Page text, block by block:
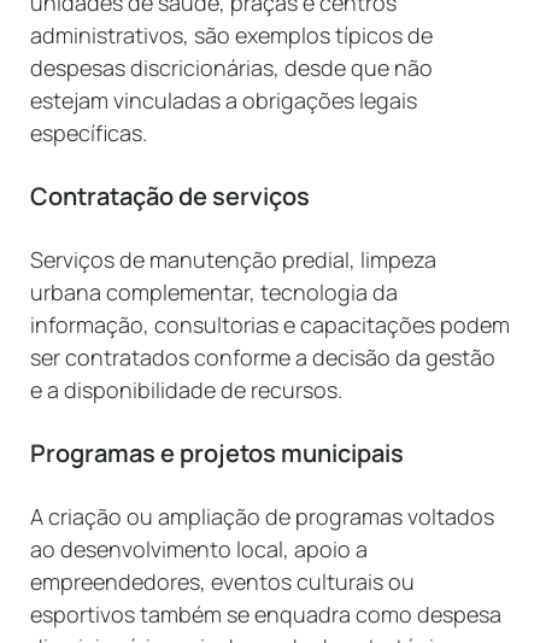
administrativos, são exemplos típicos de
despesas discricionárias, desde que não
estejam vinculadas a obrigações legais
específicas.
Contratação de serviços
Serviços de manutenção predial, limpeza
urbana complementar, tecnologia da
informação, consultorias e capacitações podem
ser contratados conforme a decisão da gestão
e a disponibilidade de recursos.
Programas e projetos municipais
A criação ou ampliação de programas voltados
ao desenvolvimento local, apoio a
empreendedores, eventos culturais ou
esportivos também se enquadra como despesa